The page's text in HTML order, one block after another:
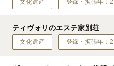
ティヴォリのエステ家別荘
文化遺産 登録・拡張年：